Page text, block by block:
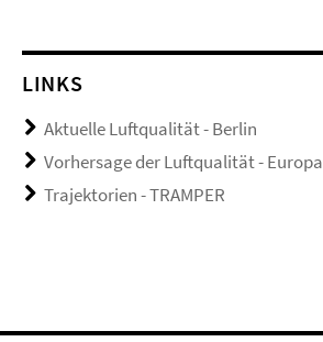
LINKS
Aktuelle Luftqualität - Berlin
Vorhersage der Luftqualität - Europa
Trajektorien - TRAMPER